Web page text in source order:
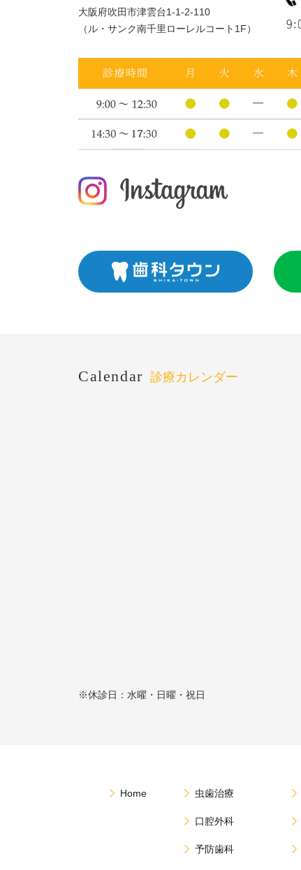
大阪府吹田市津雲台1-1-2-110
（ル・サンク南千里ローレルコート1F）
Calendar 診療カレンダー
※休診日：水曜・日曜・祝日
Home 虫歯治療
口腔外科
予防歯科